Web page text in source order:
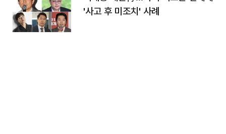
'사고 후 미조치' 사례